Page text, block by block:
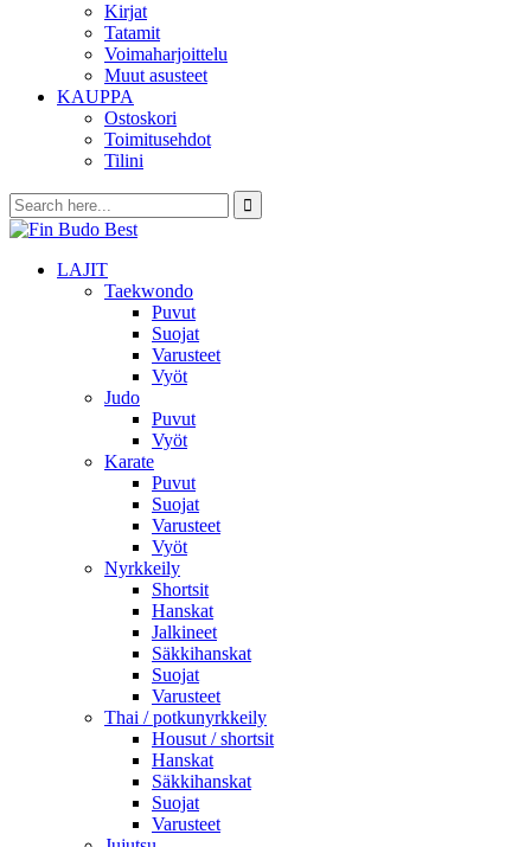
Kirjat
Tatamit
Voimaharjoittelu
Muut asusteet
KAUPPA
Ostoskori
Toimitusehdot
Tilini
LAJIT
Taekwondo
Puvut
Suojat
Varusteet
Vyöt
Judo
Puvut
Vyöt
Karate
Puvut
Suojat
Varusteet
Vyöt
Nyrkkeily
Shortsit
Hanskat
Jalkineet
Säkkihanskat
Suojat
Varusteet
Thai / potkunyrkkeily
Housut / shortsit
Hanskat
Säkkihanskat
Suojat
Varusteet